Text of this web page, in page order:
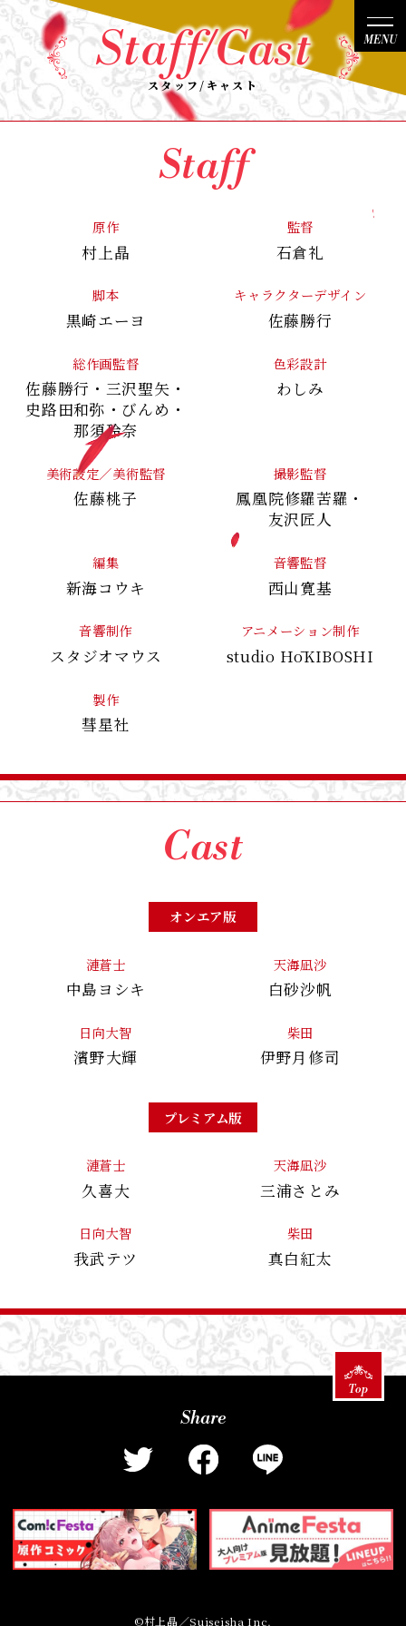
News
Story
Character
Staff/Cast
On Air
Music
Goods
Top
Staff/Cast
スタッフ/キャスト
Staff
原作
村上晶
監督
石倉礼
脚本
黒崎エーヨ
キャラクターデザイン
佐藤勝行
総作画監督
佐藤勝行・ 三沢聖矢・
史路田和弥・ びんめ・
那須玲奈
色彩設計
わしみ
美術設定／美術監督
佐藤桃子
撮影監督
鳳凰院修羅苦羅・
友沢匠人
編集
新海コウキ
音響監督
西山寛基
音響制作
スタジオマウス
アニメーション制作
studio HōKIBOSHI
製作
彗星社
Cast
オンエア版
漣蒼士
中島ヨシキ
天海凪沙
白砂沙帆
日向大智
濱野大輝
柴田
伊野月修司
プレミアム版
漣蒼士
久喜大
天海凪沙
三浦さとみ
日向大智
我武テツ
柴田
真白紅太
Top
Share
t
t
e
r
a
F
e
o
o
E
s
h
a
©村上晶／Suiseisha Inc.